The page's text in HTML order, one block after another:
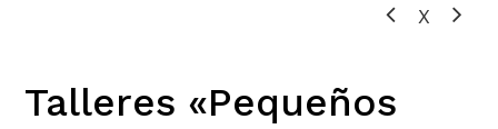
X
Talleres «Pequeños